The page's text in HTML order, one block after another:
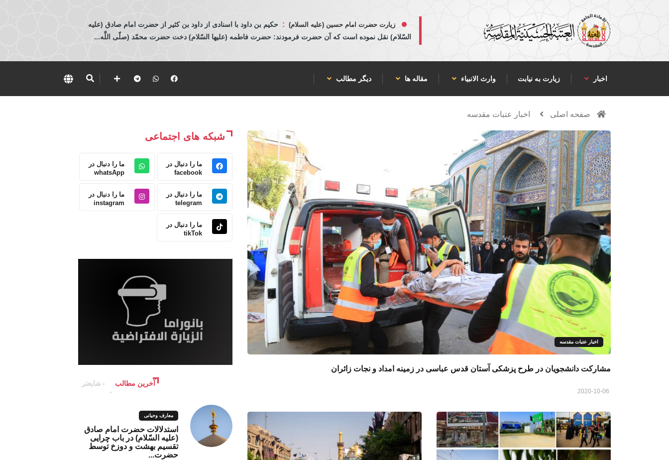
زیارت حضرت امام حسین (علیه السلام) : حكيم بن داود با اسنادی از داود بن كثير از حضرت امام صادق (عليه
السّلام) نقل نموده است كه آن حضرت فرمودند: حضرت فاطمه (عليها السّلام) دخت حضرت محمّد (صلّى اللَّه...
اخبار زیارت به نیابت وارث الانبياء مقاله ها دیگر مطالب
صفحه اصلی اخبار عتبات مقدسه
اخبار عتبات مقدسه
مشارکت دانشجویان در طرح پزشکی آستان قدس عباسى در زمينه امداد و نجات زائران
شبکه های اجتماعی
ما را دنبال در
facebook
ما را دنبال در
whatsApp
ما را دنبال در
telegram
ما را دنبال در
instagram
ما را دنبال در
tikTok
آخرین مطالب شایعتر
معارف وحیانی
استدلالات حضرت امام صادق
(علیه السّلام) در باب چرایی
تقسیم بهشت و دوزخ توسط
حضرت...